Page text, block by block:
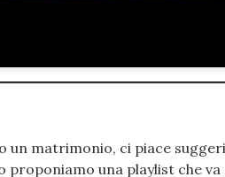
un matrimonio, ci piace
proponiamo una playlist che va